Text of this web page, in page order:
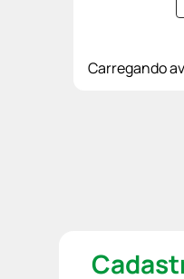
Carregando